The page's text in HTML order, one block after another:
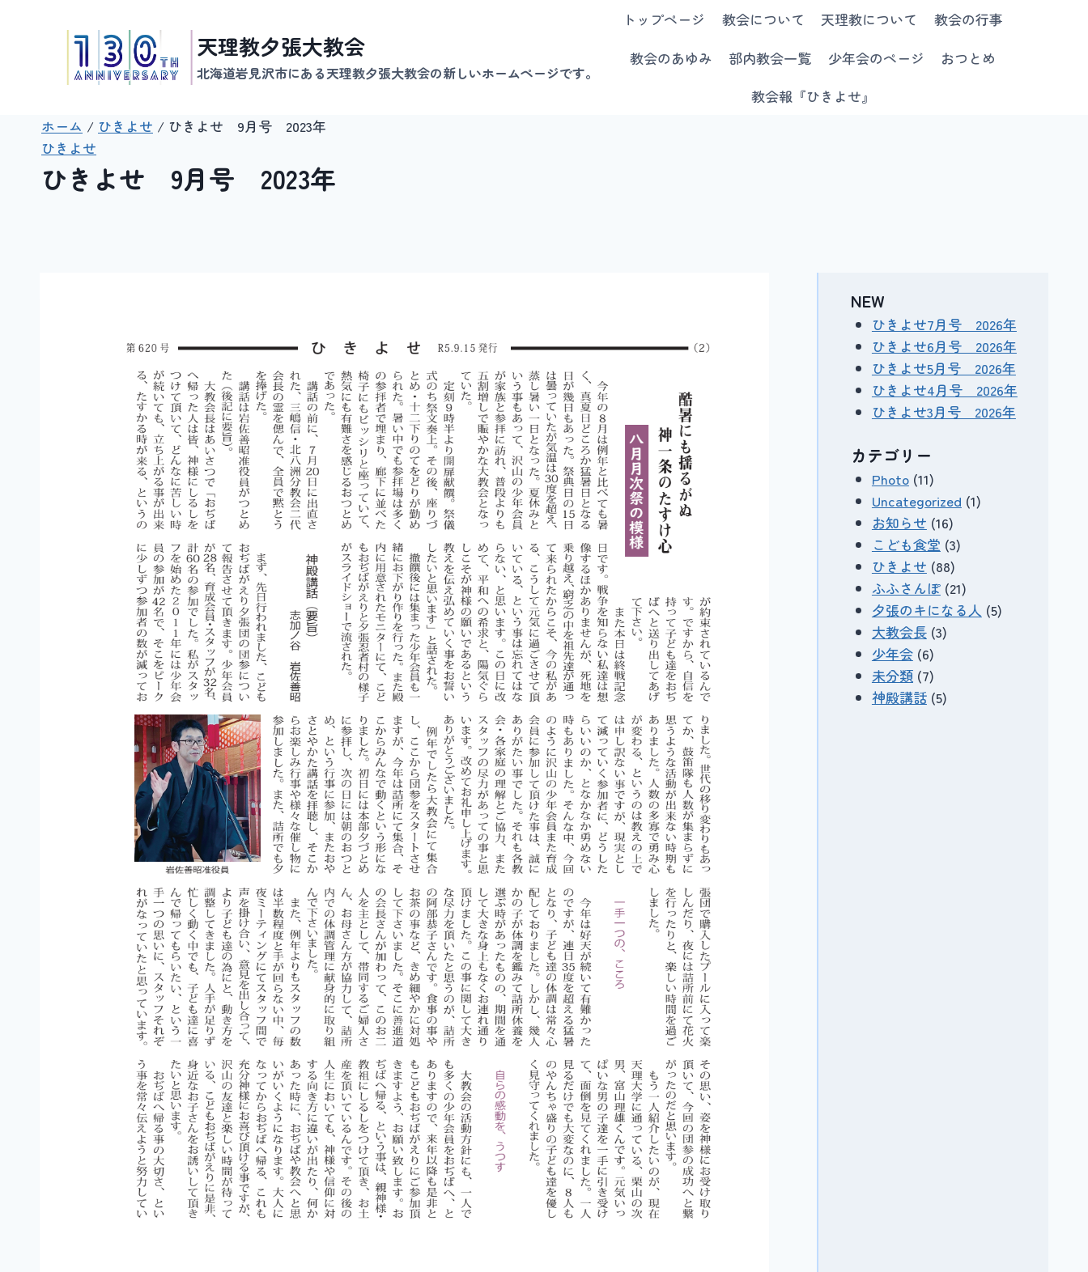
天理教夕張大教会
北海道岩見沢市にある天理教夕張大教会の新しいホームページです。
トップページ 教会について 天理教について
教会の行事
教会のあゆみ
部内教会一覧 少年会のページ
おつとめ
教会報『ひきよせ』
ホーム / ひきよせ / ひきよせ 9月号 2023年
ひきよせ
ひきよせ 9月号 2023年
NEW
ひきよせ7月号 2026年
ひきよせ6月号 2026年
ひきよせ5月号 2026年
ひきよせ4月号 2026年
ひきよせ3月号 2026年
カテゴリー
Photo(11)
Uncategorized (1)
お知らせ (16)
こども食堂 (3)
ひきよせ (88)
ふふさんぽ(21)
夕張のキになる人 (5)
大教会長(3)
少年会(6)
未分類(7)
神殿講話(5)